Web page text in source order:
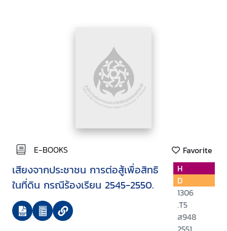
E-BOOKS Favorite
เสียงจากประชาชน การต่อสู้เพื่อสิทธิ
ในที่ดิน กรณีร้องเรียน 2545-2550.
H
D
1306
.T5
ส948